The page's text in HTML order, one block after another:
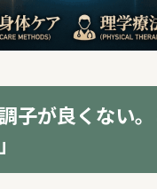
調子が良くない